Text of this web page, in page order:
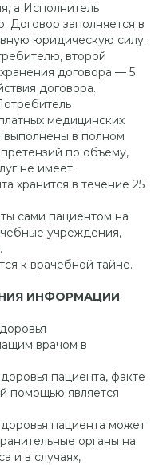
а Исполнитель
Договор заполняется в
юридическую силу.
второй
договора — 5
договора.
медицинских
выполнены в полном
по объему,
не имеет.
хранится в течение 25
сами пациентом на
учреждения,
к врачебной тайне.
ИНФОРМАЦИИ
врачом в
пациента, факте
помощью является
пациента может
органы на
и в случаях,